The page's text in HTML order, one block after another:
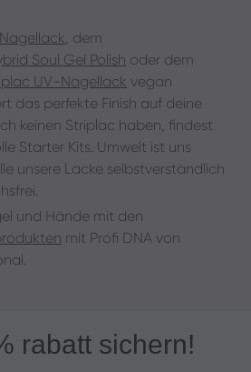
Nagellack , dem
Soul Gel Polish oder dem
UV-Nagellack vegan
das perfekte Finish auf deine
keinen Striplac haben, findest
Starter Kits. Umwelt ist uns
unsere Lacke selbstverständlich
und Hände mit den
mit Profi DNA von
rabatt sichern!